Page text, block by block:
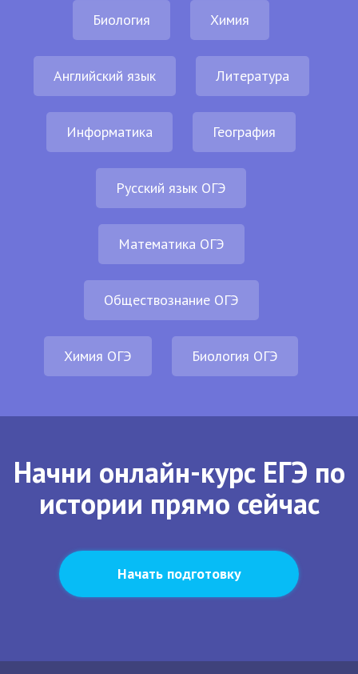
Биология Химия
Английский язык Литература
Информатика География
Русский язык ОГЭ
Математика ОГЭ
Обществознание ОГЭ
Химия ОГЭ Биология ОГЭ
Начни онлайн-курс ЕГЭ по
истории прямо сейчас
Начать подготовку